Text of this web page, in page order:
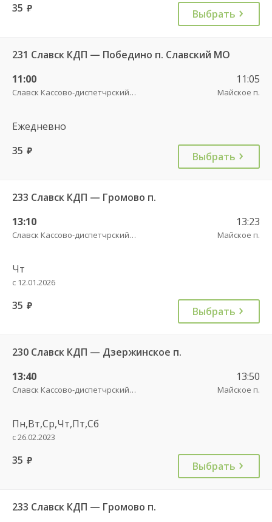
35 руб. Выбрать
231 Славск КДП — Победино п. Славский МО
11:00
Славск Кассово-диспетчрский пункт
11:05
Майское п.
Ежедневно
35 руб. Выбрать
233 Славск КДП — Громово п.
13:10
Славск Кассово-диспетчрский пункт
13:23
Майское п.
Чт
с 12.01.2026
35 руб. Выбрать
230 Славск КДП — Дзержинское п.
13:40
Славск Кассово-диспетчрский пункт
13:50
Майское п.
Пн,Вт,Ср,Чт,Пт,Сб
с 26.02.2023
35 руб. Выбрать
233 Славск КДП — Громово п.